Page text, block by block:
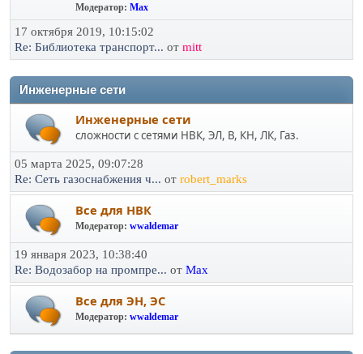
Модератор: Max
17 октября 2019, 10:15:02
Re: Библиотека транспорт... от mitt
Инженерные сети
Инженерные сети
сложности с сетями НВК, ЭЛ, В, КН, ЛК, Газ.
05 марта 2025, 09:07:28
Re: Сеть газоснабжения ч... от robert_marks
Все для НВК
Модератор: wwaldemar
19 января 2023, 10:38:40
Re: Водозабор на промпре... от Max
Все для ЭН, ЭС
Модератор: wwaldemar